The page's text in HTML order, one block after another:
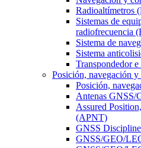
Radioaltímetros
Sistemas de
radiofrecuencia
Sistema de
Sistema
Transpondedor
Posición, navegación
Posición,
Antenas GNSS/
Assured
(APNT)
GNSS
GNSS/GEO/